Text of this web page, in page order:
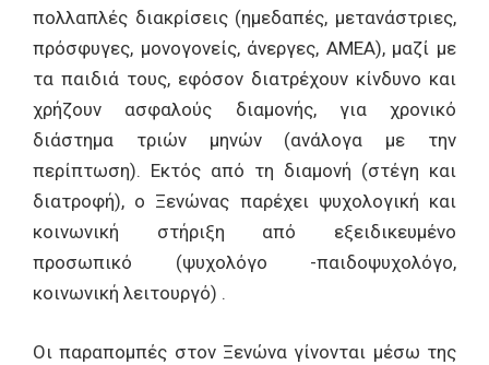
πολλαπλές διακρίσεις (ημεδαπές, μετανάστριες,
πρόσφυγες, μονογονείς, άνεργες, ΑΜΕΑ), μαζί με
τα παιδιά τους, εφόσον διατρέχουν κίνδυνο και
χρήζουν ασφαλούς διαμονής, για χρονικό
διάστημα τριών μηνών (ανάλογα με την
περίπτωση). Εκτός από τη διαμονή (στέγη και
διατροφή), ο Ξενώνας παρέχει ψυχολογική και
κοινωνική στήριξη από εξειδικευμένο
προσωπικό (ψυχολόγο -παιδοψυχολόγο,
κοινωνική λειτουργό) .
Οι παραπομπές στον Ξενώνα γίνονται μέσω της